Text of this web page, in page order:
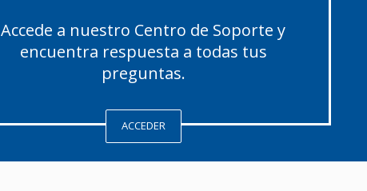
Accede a nuestro Centro de Soporte y
encuentra respuesta a todas tus
preguntas.
ACCEDER